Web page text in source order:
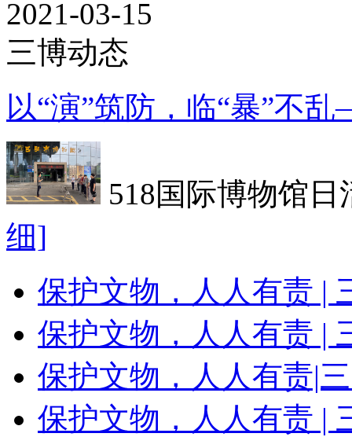
2021-03-15
三博动态
以“演”筑防，临“暴”不
518国际博物馆
细]
保护文物，人人有责 |
保护文物，人人有责 |
保护文物，人人有责|
保护文物，人人有责 |